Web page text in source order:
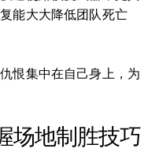
能大大降低团队死亡
恨集中在自己身上，为
场地制胜技巧